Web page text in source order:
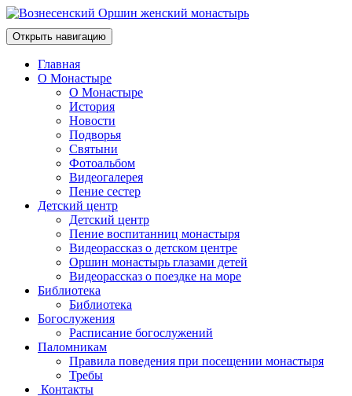
Открыть навигацию
Главная
О Монастыре
О Монастыре
История
Новости
Подворья
Святыни
Фотоальбом
Видеогалерея
Пение сестер
Детский центр
Детский центр
Пение воспитанниц монастыря
Видеорассказ о детском центре
Оршин монастырь глазами детей
Видеорассказ о поездке на море
Библиотека
Библиотека
Богослужения
Расписание богослужений
Паломникам
Правила поведения при посещении монастыря
Требы
Контакты